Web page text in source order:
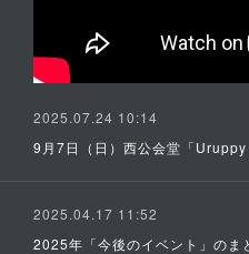
2025.07.24 10:14
9月7日（日）西公会堂「
2025.04.17 11:52
2025年「今後のイベント」のま